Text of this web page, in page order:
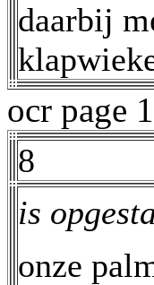
daarbij
ocr page
8
is
onze